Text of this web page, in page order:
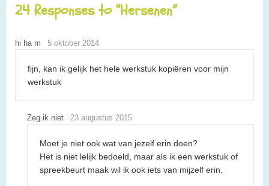
24 Responses to “Hersenen”
hi ha m 5 oktober 2014
fijn, kan ik gelijk het hele werkstuk kopiëren voor mijn
werkstuk
Zeg ik niet 23 augustus 2015
Moet je niet ook wat van jezelf erin doen?
Het is niet lelijk bedoeld, maar als ik een werkstuk of
spreekbeurt maak wil ik ook iets van mijzelf erin.